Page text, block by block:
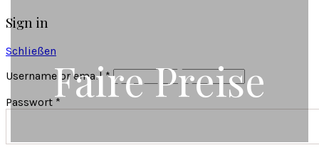
Sign in
Schließen
Username or email *
Passwort * Service
Faire Preise